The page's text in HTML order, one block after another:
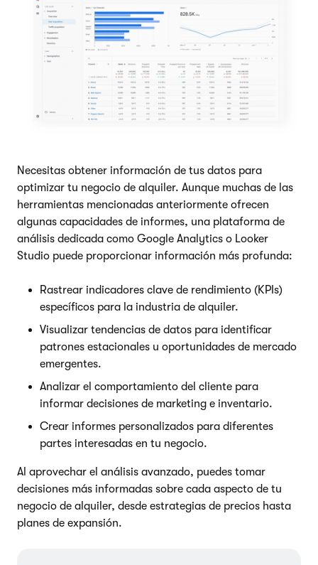
Necesitas obtener información de tus datos para
optimizar tu negocio de alquiler. Aunque muchas de las
herramientas mencionadas anteriormente ofrecen
algunas capacidades de informes, una plataforma de
análisis dedicada como Google Analytics o Looker
Studio puede proporcionar información más profunda:
Rastrear indicadores clave de rendimiento (KPIs)
específicos para la industria de alquiler.
Visualizar tendencias de datos para identificar
patrones estacionales u oportunidades de mercado
emergentes.
Analizar el comportamiento del cliente para
informar decisiones de marketing e inventario.
Crear informes personalizados para diferentes
partes interesadas en tu negocio.
Al aprovechar el análisis avanzado, puedes tomar
decisiones más informadas sobre cada aspecto de tu
negocio de alquiler, desde estrategias de precios hasta
planes de expansión.